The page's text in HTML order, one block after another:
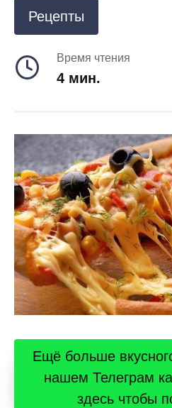
Рецепты
Время чтения
4 мин.
Ещё больше
нашем Телеграм
здесь чтобы